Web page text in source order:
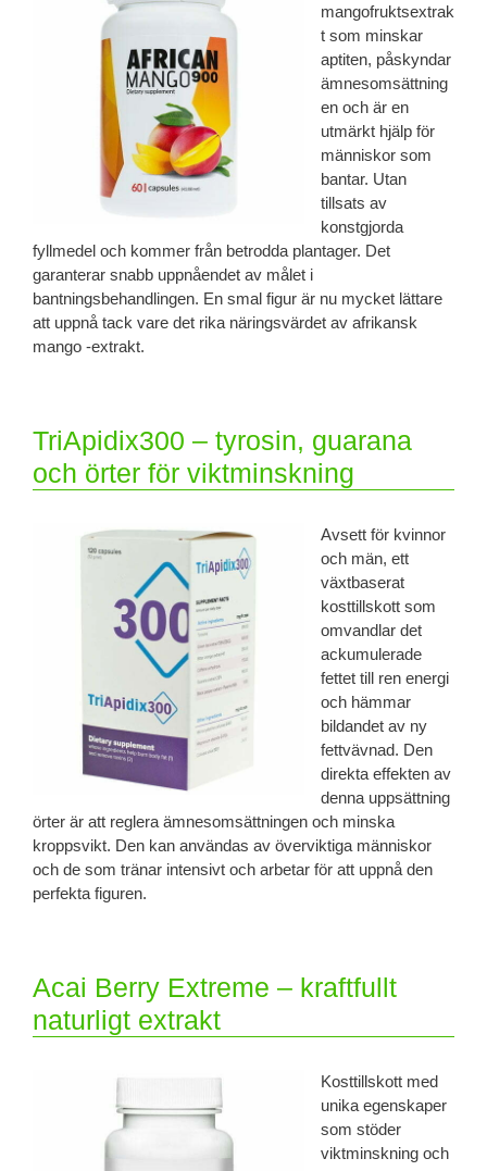
mangofruktsextrak
t som minskar
aptiten, påskyndar
ämnesomsättning
en och är en
utmärkt hjälp för
människor som
bantar. Utan
tillsats av
konstgjorda
fyllmedel och kommer från betrodda plantager. Det
garanterar snabb uppnåendet av målet i
bantningsbehandlingen. En smal figur är nu mycket lättare
att uppnå tack vare det rika näringsvärdet av afrikansk
mango -extrakt.
TriApidix300 – tyrosin, guarana
och örter för viktminskning
Avsett för kvinnor
och män, ett
växtbaserat
kosttillskott som
omvandlar det
ackumulerade
fettet till ren energi
och hämmar
bildandet av ny
fettvävnad. Den
direkta effekten av
denna uppsättning
örter är att reglera ämnesomsättningen och minska
kroppsvikt. Den kan användas av överviktiga människor
och de som tränar intensivt och arbetar för att uppnå den
perfekta figuren.
Acai Berry Extreme – kraftfullt
naturligt extrakt
Kosttillskott med
unika egenskaper
som stöder
viktminskning och